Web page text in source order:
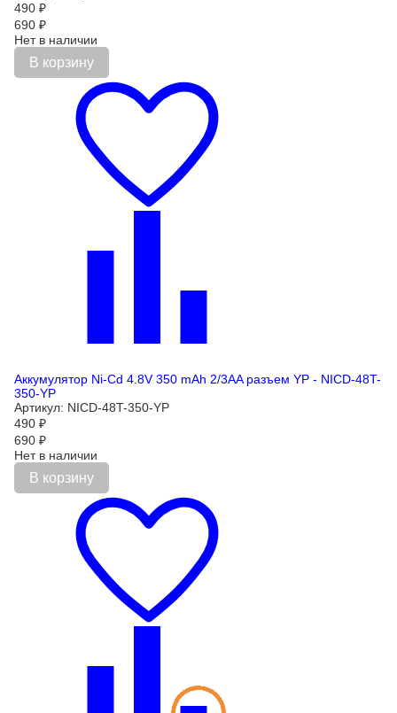
490 ₽
690 ₽
Нет в наличии
В корзину
Аккумулятор Ni-Cd 4.8V 350 mAh 2/3AA разъем YP - NICD-48T-
350-YP
Артикул: NICD-48T-350-YP
490 ₽
690 ₽
Нет в наличии
В корзину